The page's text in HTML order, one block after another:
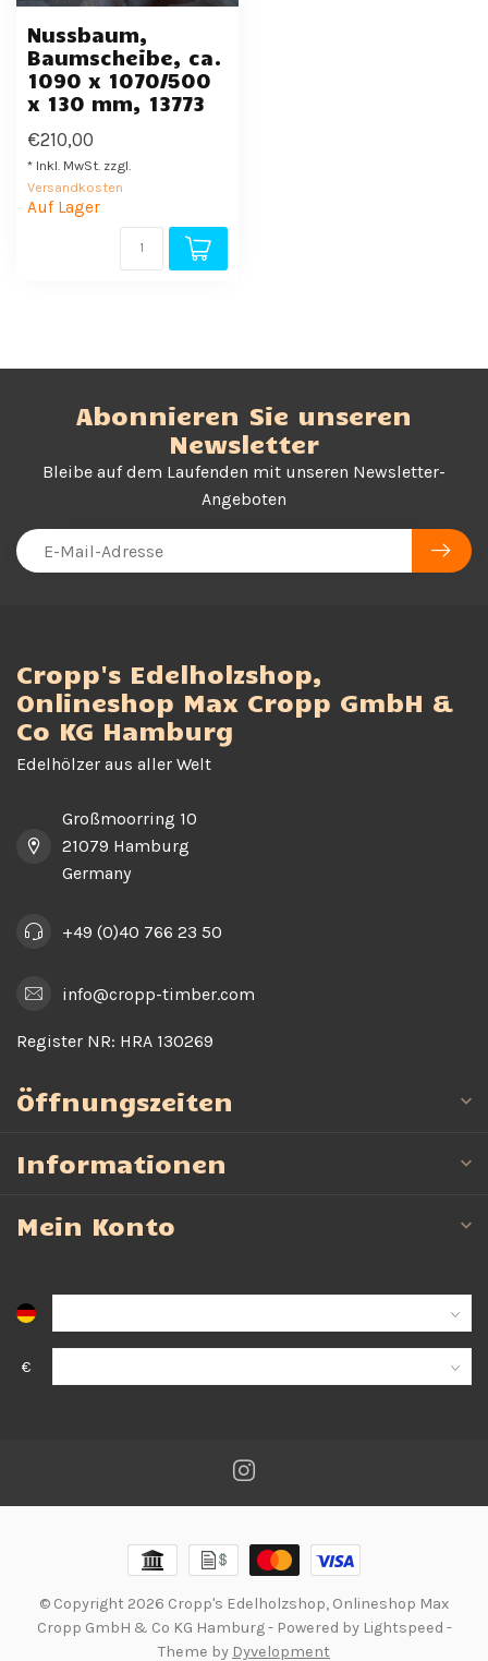
Nussbaum,
Baumscheibe, ca.
1090 x 1070/500
x 130 mm, 13773
€210,00
* Inkl. MwSt. zzgl.
Versandkosten
Auf Lager
Abonnieren Sie unseren
Newsletter
Bleibe auf dem Laufenden mit unseren Newsletter-
Angeboten
Cropp's Edelholzshop,
Onlineshop Max Cropp GmbH &
Co KG Hamburg
Edelhölzer aus aller Welt
Großmoorring 10
21079 Hamburg
Germany
+49 (0)40 766 23 50
info@cropp-timber.com
Register NR: HRA 130269
Öffnungszeiten
Informationen
Mein Konto
€
© Copyright 2026 Cropp's Edelholzshop, Onlineshop Max
Cropp GmbH & Co KG Hamburg- Powered by Lightspeed -
Theme by Dyvelopment